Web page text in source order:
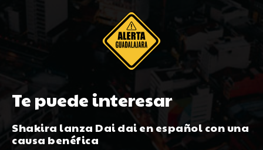
Te puede interesar
Shakira lanza Dai dai en español con una
causa benéfica